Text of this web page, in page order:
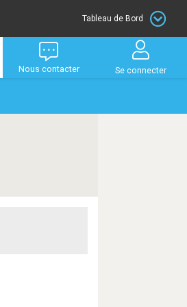
Tableau de Bord
Nous contacter Se connecter